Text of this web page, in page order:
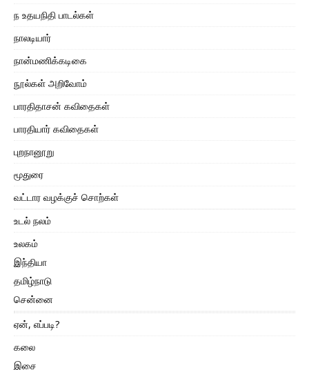
ந உதயநிதி பாடல்கள்
நாலடியார்
நான்மணிக்கடிகை
நூல்கள் அறிவோம்
பாரதிதாசன் கவிதைகள்
பாரதியார் கவிதைகள்
புறநானூறு
மூதுரை
வட்டார வழக்குச் சொற்கள்
உடல் நலம்
உலகம்
இந்தியா
தமிழ்நாடு
சென்னை
ஏன், எப்படி?
கலை
இசை